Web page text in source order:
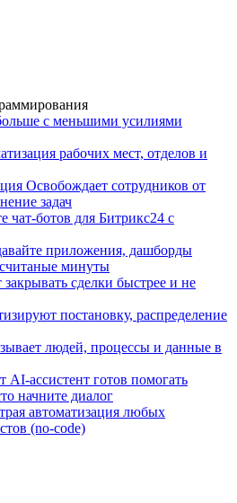
с меньшими усилиями
рабочих мест, отделов и
Освобождает сотрудников от
задач
чат-ботов для Битрикс24 с
приложения, дашборды
минуты
сделки быстрее и не
постановку, распределение
людей, процессы и данные в
AI-ассистент готов помогать
начните диалог
автоматизация любых
(no-code)